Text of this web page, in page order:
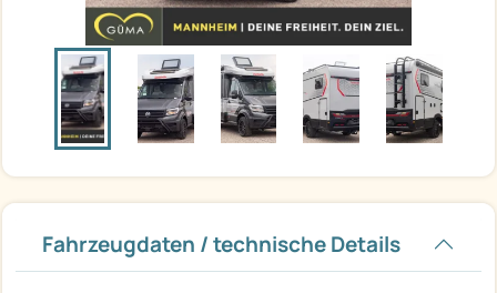
Fahrzeugdaten / technische Details